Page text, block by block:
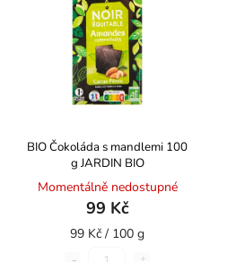
Abecedně
BIO Čokoláda s mandlemi 100
g JARDIN BIO
Momentálně nedostupné
99 Kč
99 Kč / 100 g